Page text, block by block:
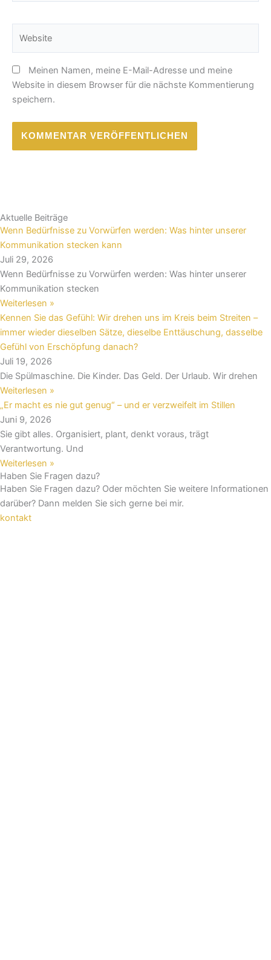
Meinen Namen, meine E-Mail-Adresse und meine
Website in diesem Browser für die nächste Kommentierung
speichern.
Aktuelle Beiträge
Wenn Bedürfnisse zu Vorwürfen werden: Was hinter unserer
Kommunikation stecken kann
Juli 29, 2026
Wenn Bedürfnisse zu Vorwürfen werden: Was hinter unserer
Kommunikation stecken
Weiterlesen »
Kennen Sie das Gefühl: Wir drehen uns im Kreis beim Streiten –
immer wieder dieselben Sätze, dieselbe Enttäuschung, dasselbe
Gefühl von Erschöpfung danach?
Juli 19, 2026
Die Spülmaschine. Die Kinder. Das Geld. Der Urlaub. Wir drehen
Weiterlesen »
„Er macht es nie gut genug“ – und er verzweifelt im Stillen
Juni 9, 2026
Sie gibt alles. Organisiert, plant, denkt voraus, trägt
Verantwortung. Und
Weiterlesen »
Haben Sie Fragen dazu?
Haben Sie Fragen dazu? Oder möchten Sie weitere Informationen
darüber? Dann melden Sie sich gerne bei mir.
kontakt